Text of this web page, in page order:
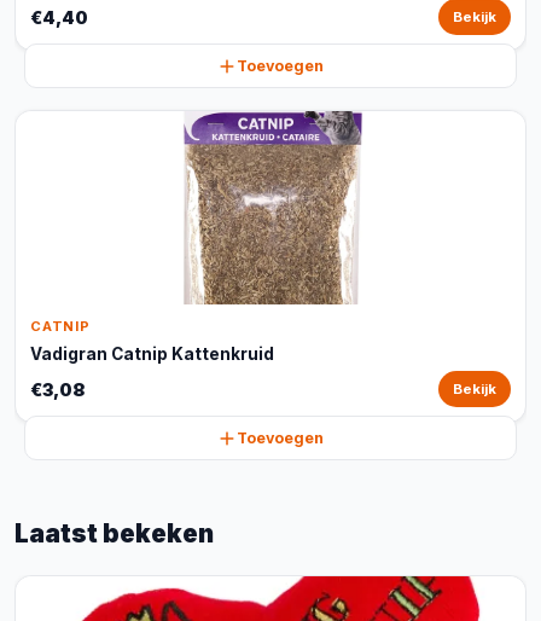
€4,40 Bekijk
Toevoegen
CATNIP
Vadigran Catnip Kattenkruid
€3,08 Bekijk
Toevoegen
Laatst bekeken